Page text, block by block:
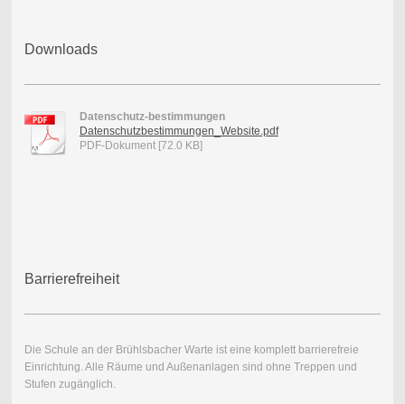
Downloads
Datenschutz-bestimmungen
Datenschutzbestimmungen_Website.pdf
PDF-Dokument [72.0 KB]
Barrierefreiheit
Die Schule an der Brühlsbacher Warte ist eine komplett barrierefreie
Einrichtung. Alle Räume und Außenanlagen sind ohne Treppen und
Stufen zugänglich.